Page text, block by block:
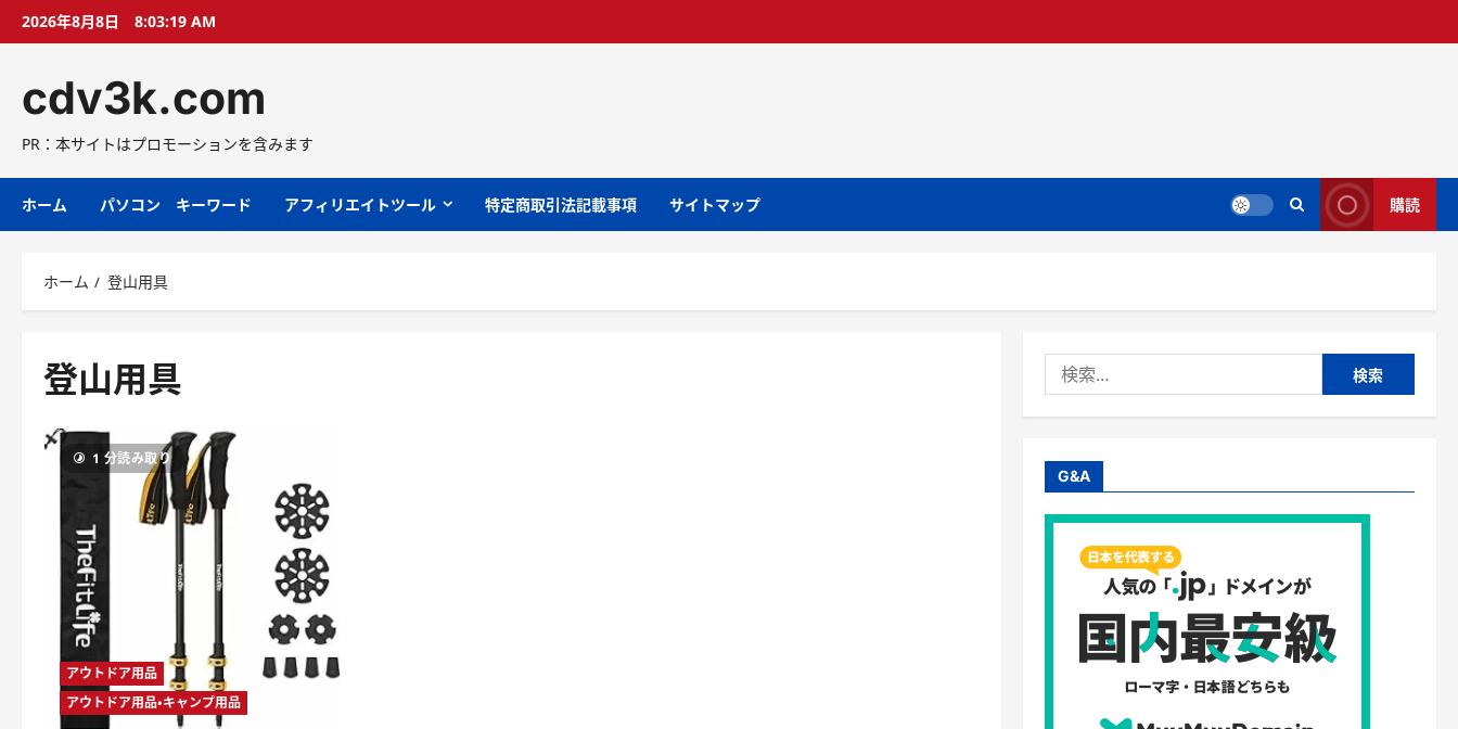
プ
2026年8月8日 8:03:19 AM
cdv3k.com
PR：本サイトはプロモーションを含みます
ホーム パソコン キーワード アフィリエイトツール 特定商取引法記載事項 サイトマップ 購読
ホーム 登山用具
登山用具
1 分読み取り
アウトドア用品
アウトドア用品・キャンプ用品
索:
G&A